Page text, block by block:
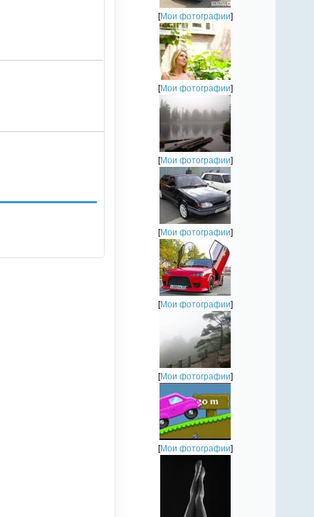
[Мои фотографии]
[Мои фотографии]
[Мои фотографии]
[Мои фотографии]
[Мои фотографии]
[Мои фотографии]
[Мои фотографии]